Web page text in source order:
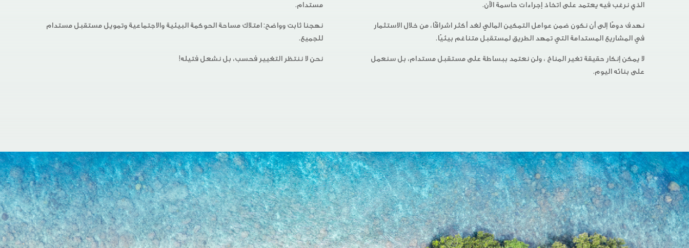
اتخاذ إجراءات حاسمة الآن.
عوامل التمكين المالي لغد أكثر اشراقًا، من خلال الاستثمار
التي تمهد الطريق لمستقبل متناغم بيئيًا.
المناخ ، ولن نعتمد ببساطة على مستقبل مستدام، بل سنعمل
مستدام.
نهجنا ثابت وواضح: امتلاك مساحة الحوكمة البيئية والاجتماعية وتمويل مستقبل مستدام
للجميع.
نحن لا ننتظر التغيير فحسب، بل نشعل فتيله!